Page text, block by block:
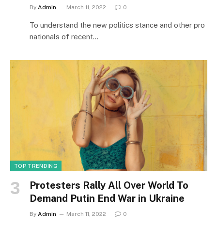
By Admin March 11, 2022 0
To understand the new politics stance and other pro
nationals of recent…
TOP TRENDING
Protesters Rally All Over World To
Demand Putin End War in Ukraine
By Admin March 11, 2022 0